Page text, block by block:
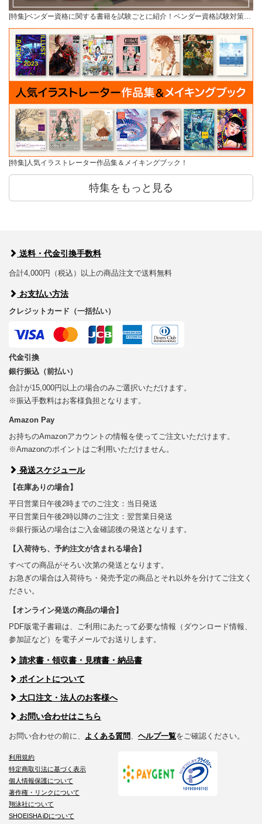
[特集]ベンダー資格に関する書籍を試験ごとに紹介！ベンダー資格試験対策…
[特集]人気イラストレーター作品集＆メイキングブック！
特集をもっと見る
送料・代金引換手数料
合計4,000円（税込）以上の商品注文で送料無料
お支払い方法
クレジットカード（一括払い）
代金引換
銀行振込（前払い）
合計が15,000円以上の場合のみご選択いただけます。
※振込手数料はお客様負担となります。
Amazon Pay
お持ちのAmazonアカウントの情報を使ってご注文いただけます。
※Amazonのポイントはご利用いただけません。
発送スケジュール
【在庫ありの場合】
平日営業日午後2時までのご注文：当日発送
平日営業日午後2時以降のご注文：翌営業日発送
※銀行振込の場合はご入金確認後の発送となります。
【入荷待ち、予約注文が含まれる場合】
すべての商品がそろい次第の発送となります。
お急ぎの場合は入荷待ち・発売予定の商品とそれ以外を分けてご注文く
ださい。
【オンライン発送の商品の場合】
PDF版電子書籍は、ご利用にあたって必要な情報（ダウンロード情報、
参加証など）を電子メールでお送りします。
請求書・領収書・見積書・納品書
ポイントについて
大口注文・法人のお客様へ
お問い合わせはこちら
お問い合わせの前に、 よくある質問 ヘルプ一覧をご確認ください。
利用規約
特定商取引法に基づく表示
個人情報保護について
著作権・リンクについて
翔泳社について
SHOEISHA iDについて